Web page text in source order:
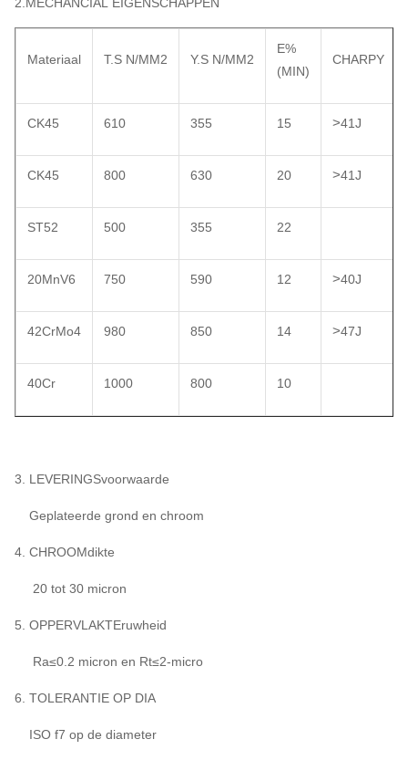
2.MECHANCIAL EIGENSCHAPPEN
Materiaal T.S N/MM2 Y.S N/MM2
E%
(MIN)
CHARPY
CK45 610 355 15 >41J
CK45 800 630 20 >41J
ST52 500 355 22
20MnV6 750 590 12 >40J
42CrMo4 980 850 14 >47J
40Cr 1000 800 10
3. LEVERINGSvoorwaarde
Geplateerde grond en chroom
4. CHROOMdikte
20 tot 30 micron
5. OPPERVLAKTEruwheid
Ra≤0.2 micron en Rt≤2-micro
6. TOLERANTIE OP DIA
ISO f7 op de diameter